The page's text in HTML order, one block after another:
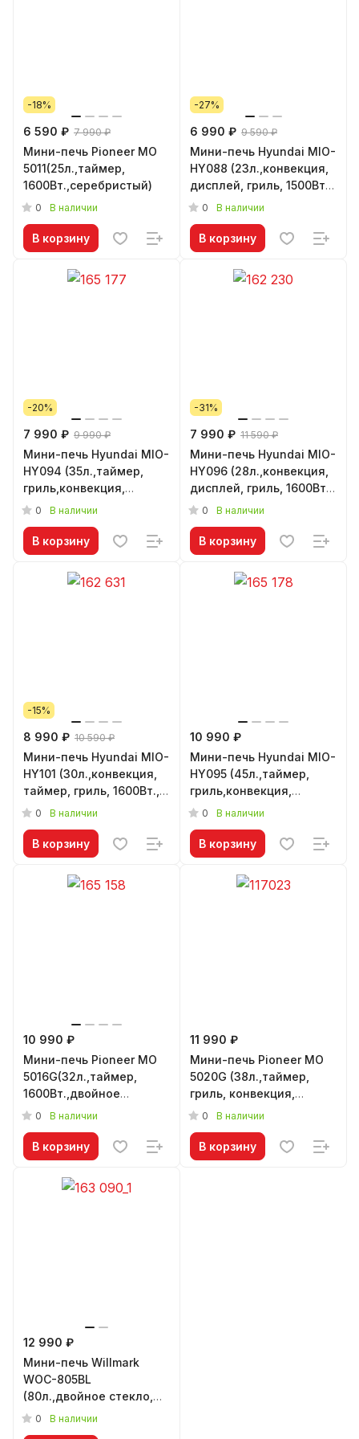
-18%
6 590 ₽ 7 990 ₽
Мини-печь Pioneer MO
5011(25л.,таймер,
1600Вт.,серебристый)
0 В наличии
В корзину
-27%
6 990 ₽ 9 590 ₽
Мини-печь Hyundai MIO-
HY088 (23л.,конвекция,
дисплей, гриль, 1500Вт.,
черный)
0 В наличии
В корзину
-20%
7 990 ₽ 9 990 ₽
Мини-печь Hyundai MIO-
HY094 (35л.,таймер,
гриль,конвекция,
1600Вт., черный)
0 В наличии
В корзину
-31%
7 990 ₽ 11 590 ₽
Мини-печь Hyundai MIO-
HY096 (28л.,конвекция,
дисплей, гриль, 1600Вт.,
черный)
0 В наличии
В корзину
-15%
8 990 ₽ 10 590 ₽
Мини-печь Hyundai MIO-
HY101 (30л.,конвекция,
таймер, гриль, 1600Вт.,
серебристый/черный)
0 В наличии
В корзину
10 990 ₽
Мини-печь Hyundai MIO-
HY095 (45л.,таймер,
гриль,конвекция,
2000Вт., черный)
0 В наличии
В корзину
10 990 ₽
Мини-печь Pioneer MO
5016G(32л.,таймер,
1600Вт.,двойное
стекло,конвекция,серебристый)
0 В наличии
В корзину
11 990 ₽
Мини-печь Pioneer MO
5020G (38л.,таймер,
гриль, конвекция,
вертел ,1600Вт.,
0 В наличии
В корзину
12 990 ₽
Мини-печь Willmark
WOC-805BL
(80л.,двойное стекло,
конвекция, таймер,
0 В наличии